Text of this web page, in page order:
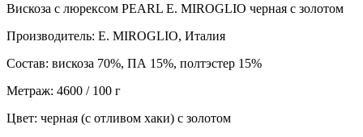
Вискоза с люрексом PEARL E. MIROGLIO черная с золотом
Производитель: E. MIROGLIO, Италия
Состав: вискоза 70%, ПА 15%, полтэстер 15%
Метраж: 4600 / 100 г
Цвет: черная (с отливом хаки) с золотом